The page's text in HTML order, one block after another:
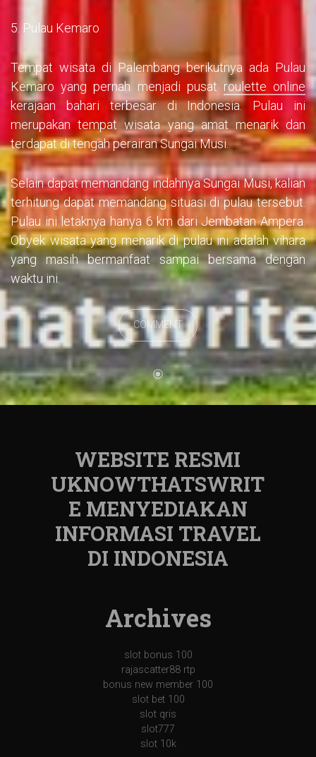
5. Pulau Kemaro
Tempat wisata di Palembang berikutnya ada Pulau
Kemaro yang pernah menjadi pusat roulette online
kerajaan bahari terbesar di Indonesia. Pulau ini
merupakan tempat wisata yang amat menarik dan
terdapat di tengah perairan Sungai Musi.
Selain dapat memandang indahnya Sungai Musi, kalian
terhitung dapat memandang situasi di pulau tersebut.
Pulau ini letaknya hanya 6 km dari Jembatan Ampera.
Obyek wisata yang menarik di pulau ini adalah vihara
yang masih bermanfaat sampai bersama dengan
waktu ini.
COMMENT
WEBSITE RESMI
UKNOWTHATSWRIT
E MENYEDIAKAN
INFORMASI TRAVEL
DI INDONESIA
Archives
slot bonus 100
rajascatter88 rtp
bonus new member 100
slot bet 100
slot qris
slot777
slot 10k